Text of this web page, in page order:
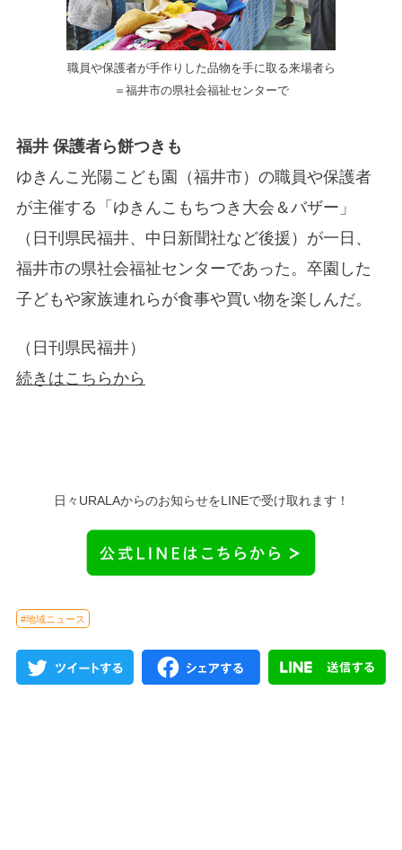
職員や保護者が手作りした品物を手に取る来場者ら
＝福井市の県社会福祉センターで
福井 保護者ら餅つきも
ゆきんこ光陽こども園（福井市）の職員や保護者
が主催する「ゆきんこもちつき大会＆バザー」
（日刊県民福井、中日新聞社など後援）が一日、
福井市の県社会福祉センターであった。卒園した
子どもや家族連れらが食事や買い物を楽しんだ。
（日刊県民福井）
続きはこちらから
日々URALAからのお知らせをLINEで受け取れます！
#地域ニュース